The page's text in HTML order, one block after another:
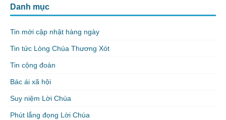
Danh mục
Tin mới cập nhật hàng ngày
Tin tức Lòng Chúa Thương Xót
Tin cộng đoàn
Bác ái xã hội
Suy niệm Lời Chúa
Phút lắng đọng Lời Chúa